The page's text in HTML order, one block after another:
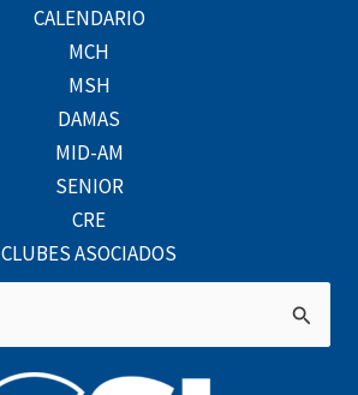
CALENDARIO
MCH
MSH
DAMAS
MID-AM
SENIOR
CRE
CLUBES ASOCIADOS